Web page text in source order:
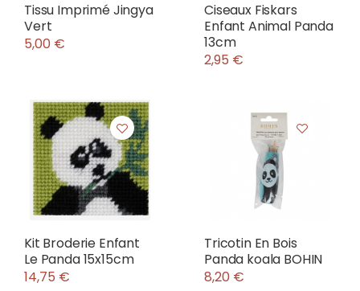
Tissu Imprimé Jingya
Vert
5,00 €
Ciseaux Fiskars
Enfant Animal Panda
13cm
2,95 €
Kit Broderie Enfant
Le Panda 15x15cm
14,75 €
Tricotin En Bois
Panda koala BOHIN
8,20 €